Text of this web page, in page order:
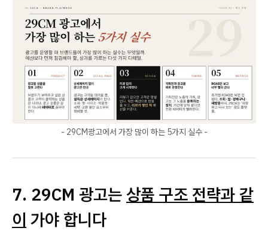
- 29CM광고에서 가장 많이 하는 5가지 실수 -
7. 29CM 광고는상품 구조 전략과 같
이 가야 합니다